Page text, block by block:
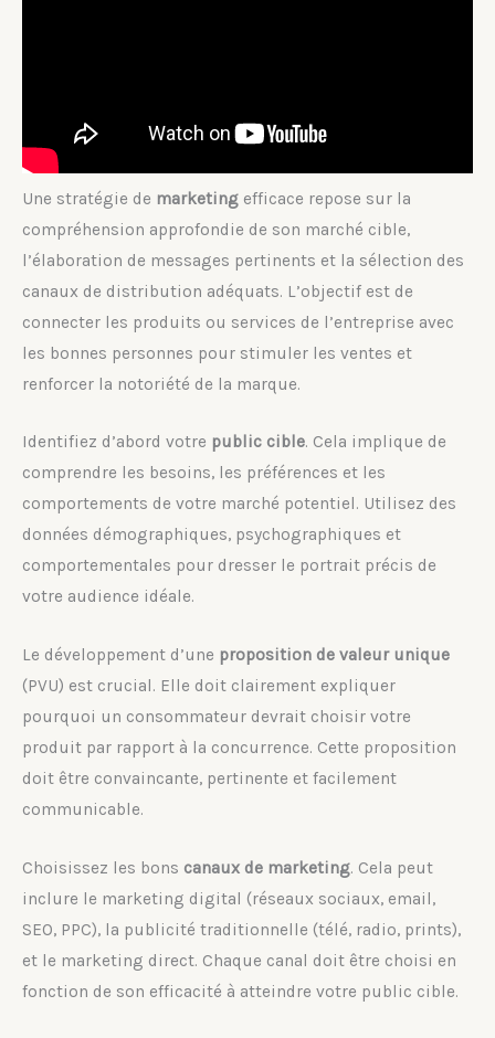
Une stratégie de marketing efficace repose sur la
compréhension approfondie de son marché cible,
l’élaboration de messages pertinents et la sélection des
canaux de distribution adéquats. L’objectif est de
connecter les produits ou services de l’entreprise avec
les bonnes personnes pour stimuler les ventes et
renforcer la notoriété de la marque.
Identifiez d’abord votre public cible. Cela implique de
comprendre les besoins, les préférences et les
comportements de votre marché potentiel. Utilisez des
données démographiques, psychographiques et
comportementales pour dresser le portrait précis de
votre audience idéale.
Le développement d’une proposition de valeur unique
(PVU) est crucial. Elle doit clairement expliquer
pourquoi un consommateur devrait choisir votre
produit par rapport à la concurrence. Cette proposition
doit être convaincante, pertinente et facilement
communicable.
Choisissez les bons canaux de marketing. Cela peut
inclure le marketing digital (réseaux sociaux, email,
SEO, PPC), la publicité traditionnelle (télé, radio, prints),
et le marketing direct. Chaque canal doit être choisi en
fonction de son efficacité à atteindre votre public cible.